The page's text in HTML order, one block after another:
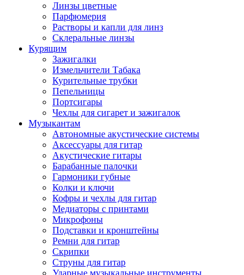
Линзы цветные
Парфюмерия
Растворы и капли для линз
Склеральные линзы
Курящим
Зажигалки
Измельчители Табака
Курительные трубки
Пепельницы
Портсигары
Чехлы для сигарет и зажигалок
Музыкантам
Автономные акустические системы
Аксессуары для гитар
Акустические гитары
Барабанные палочки
Гармоники губные
Колки и ключи
Кофры и чехлы для гитар
Медиаторы с принтами
Микрофоны
Подставки и кронштейны
Ремни для гитар
Скрипки
Струны для гитар
Ударные музыкальные инструменты